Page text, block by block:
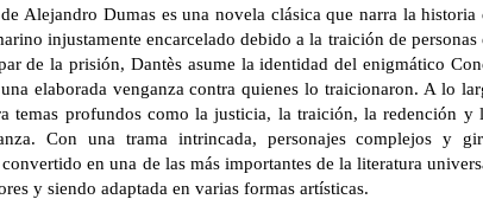
Alejandro Dumas es una novela clásica que narra la historia
injustamente encarcelado debido a la traición de personas
de la prisión, Dantès asume la identidad del enigmático
elaborada venganza contra quienes lo traicionaron. A lo
temas profundos como la justicia, la traición, la redención y
Con una trama intrincada, personajes complejos y
en una de las más importantes de la literatura
y siendo adaptada en varias formas artísticas.